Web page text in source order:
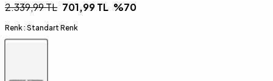
2.339,99TL 701,99TL %70
Renk : Standart Renk